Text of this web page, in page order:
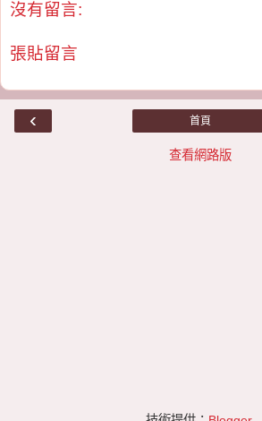
沒有留言:
張貼留言
‹ 首頁
查看網路版